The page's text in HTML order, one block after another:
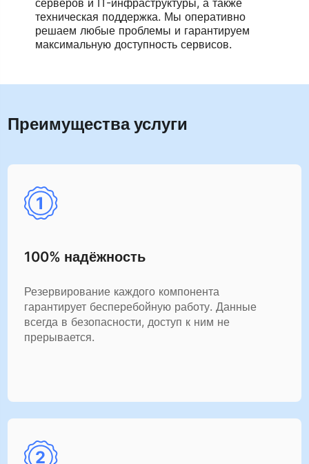
серверов и IT-инфраструктуры, а также
техническая поддержка. Мы оперативно
решаем любые проблемы и гарантируем
максимальную доступность сервисов.
Преимущества услуги
100% надёжность
Резервирование каждого компонента
гарантирует бесперебойную работу. Данные
всегда в безопасности, доступ к ним не
прерывается.